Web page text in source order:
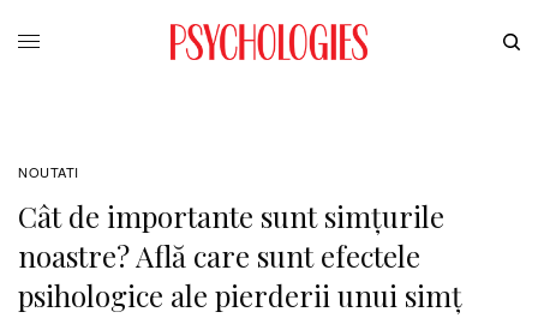
NOUTATI
Cât de importante sunt simțurile
noastre? Află care sunt efectele
psihologice ale pierderii unui simț